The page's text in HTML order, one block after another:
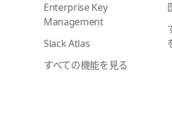
Enterprise Key
Management
Slack Atlas
すべての機能を見る